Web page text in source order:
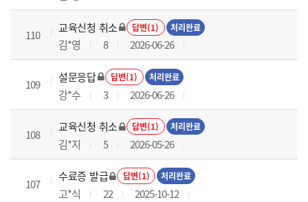
110
교육신청 취소 답변(1) 처리완료
김*영 8 2026-06-26
109
설문응답 답변(1) 처리완료
강*수 3 2026-06-26
108
교육신청 취소 답변(1) 처리완료
김*지 5 2026-05-26
107
수료증 발급 답변(1) 처리완료
고*식 22 2025-10-12